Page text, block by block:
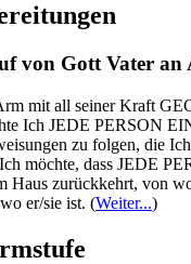
von Gott Vater an
mit all seiner Kraft
Ich JEDE PERSON
zu folgen, die
möchte, dass JEDE
Haus zurückkehrt, von
er/sie ist. (Weiter...)